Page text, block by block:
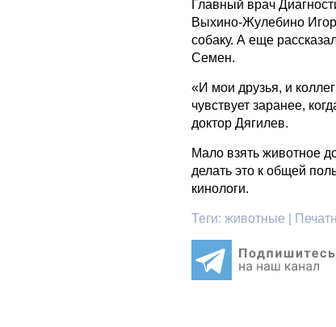
Главный врач
Выхино-Жулебино
собаку. А еще
Семен.
«И мои друзья, и
чувствует заранее,
доктор Дягилев.
Мало взять животное
делать это к общей
кинологи.
Теги:животные |